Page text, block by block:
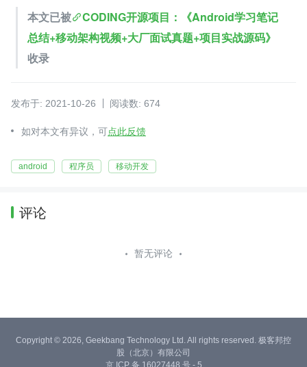
本文已被
CODING开源项目：《Android学习笔记
总结+移动架构视频+大厂面试真题+项目实战源码》
收录
发布于: 2021-10-26 阅读数: 674
如对本文有异议，可点此反馈
android 程序员 移动开发
评论
暂无评论
Copyright © 2026, Geekbang Technology Ltd. All rights reserved. 极客邦控
股（北京）有限公司
京 ICP 备 16027448 号 - 5